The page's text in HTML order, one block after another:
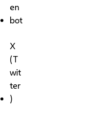
en
bot
X
(T
wit
ter
)